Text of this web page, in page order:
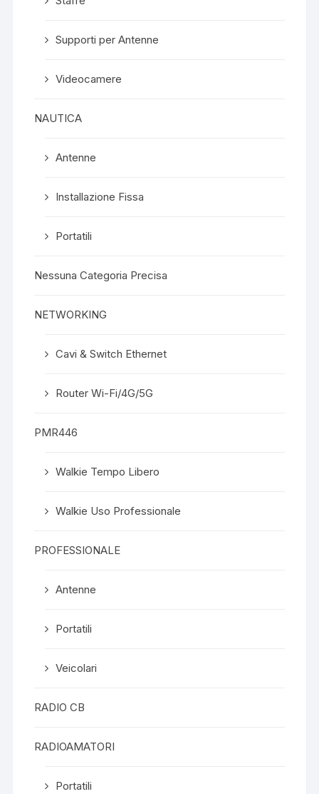
Supporti per Antenne
Videocamere
NAUTICA
Antenne
Installazione Fissa
Portatili
Nessuna Categoria Precisa
NETWORKING
Cavi & Switch Ethernet
Router Wi-Fi/4G/5G
PMR446
Walkie Tempo Libero
Walkie Uso Professionale
PROFESSIONALE
Antenne
Portatili
Veicolari
RADIO CB
RADIOAMATORI
Portatili